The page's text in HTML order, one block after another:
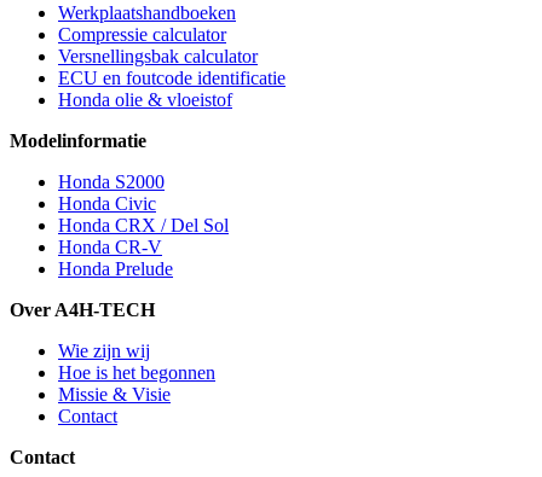
Werkplaatshandboeken
Compressie calculator
Versnellingsbak calculator
ECU en foutcode identificatie
Honda olie & vloeistof
Modelinformatie
Honda S2000
Honda Civic
Honda CRX / Del Sol
Honda CR-V
Honda Prelude
Over A4H-TECH
Wie zijn wij
Hoe is het begonnen
Missie & Visie
Contact
Contact